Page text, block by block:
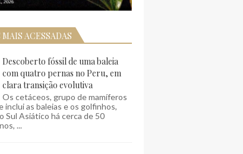
ACESSADAS
Descoberto fóssil de uma baleia
com quatro pernas no Peru, em
clara transição evolutiva
Os cetáceos, grupo de mamíferos
inclui as baleias e os golfinhos,
Sul Asiático há cerca de 50
...